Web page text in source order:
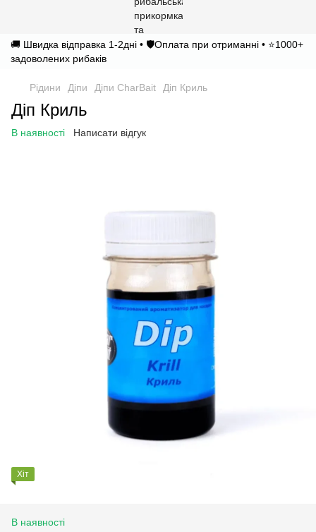
🚚 Швидка відправка 1-2дні • 🛡️Оплата при отриманні • ⭐1000+
задоволених рибаків
Рідини Діпи Діпи CharBait Діп Криль
Діп Криль
В наявності Написати відгук
Хіт
В наявності